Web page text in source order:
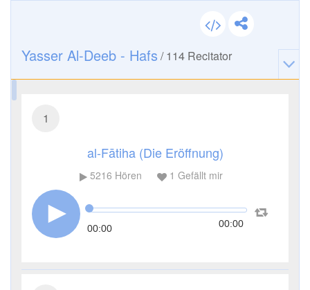
Yasser Al-Deeb - Hafs /114 Recitator
1
al-Fātiha (Die Eröffnung)
5216 Hören 1 Gefällt mir
00:00 00:00